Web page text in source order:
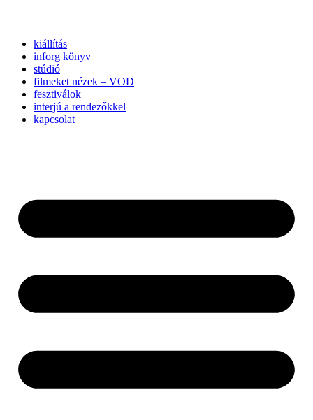
kiállítás
inforg könyv
stúdió
filmeket nézek – VOD
fesztiválok
interjú a rendezőkkel
kapcsolat